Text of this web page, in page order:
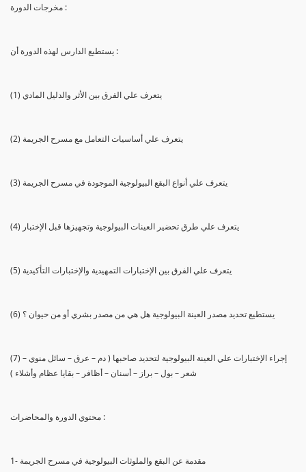
مخرجات الدورة :
يستطيع الدارس لهذه الدورة أن :
(1) يتعرف علي الفرق بين الأثر والدليل المادي
(2) يتعرف علي أساسيات التعامل مع مسرح الجريمة
(3) يتعرف علي أنواع البقع البيولوجية الموجودة في مسرح الجريمة
(4) يتعرف علي طرق تحضير العينات البيولوجية وتجهيزها قبل الإختبار
(5) يتعرف علي الفرق بين الإختبارات التمهيدية والإختبارات التأكيدية
(6) يستطيع تحديد مصدر العينة البيولوجية هل هي من مصدر بشري أو من حيوان ؟
(7) إجراء الإختبارات علي العينة البيولوجية لتحديد صاحبها ( دم – عرق – سائل منوي –
شعر – بول – براز – أسنان – أظافر – بقايا عظام وأشلاء )
محتوي الدورة والمحاضرات :
1- مقدمة عن البقع والملوثات البيولوجية في مسرح الجريمة